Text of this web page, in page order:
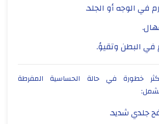
في الوجه أو الجلد.
في البطن وتقيؤ.
خطورة في حالة الحساسية المفرطة
جلدي شديد.